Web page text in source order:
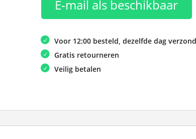
E-mail als beschikbaar
Voor 12:00 besteld, dezelfde dag
Gratis retourneren
Veilig betalen